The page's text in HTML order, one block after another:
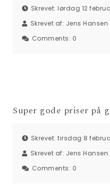
Skrevet: lørdag 12
Skrevet af: Jens Hansen
Comments: 0
Super gode priser på
Skrevet: tirsdag 8
Skrevet af: Jens Hansen
Comments: 0